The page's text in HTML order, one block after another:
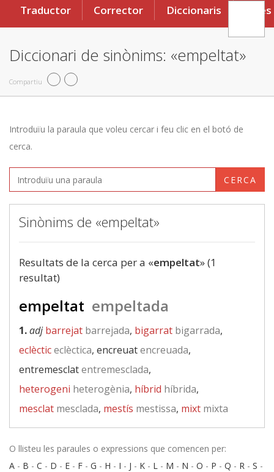
Traductor Corrector Diccionaris Eines
Diccionari de sinònims: «empeltat»
Compartiu
Introduïu la paraula que voleu cercar i feu clic en el botó de
cerca.
CERCA
Sinònims de «empeltat»
Resultats de la cerca per a «empeltat» (1
resultat)
empeltat empeltada
1.adj barrejat barrejada, bigarrat bigarrada,
eclècticeclèctica, encreuatencreuada,
entremesclatentremesclada,
heterogeni heterogènia, híbrid híbrida,
mesclat mesclada, mestís mestissa, mixt mixta
O llisteu les paraules o expressions que comencen per:
A - B - C - D - E - F - G - H - I - J - K - L - M - N - O - P - Q - R - S -